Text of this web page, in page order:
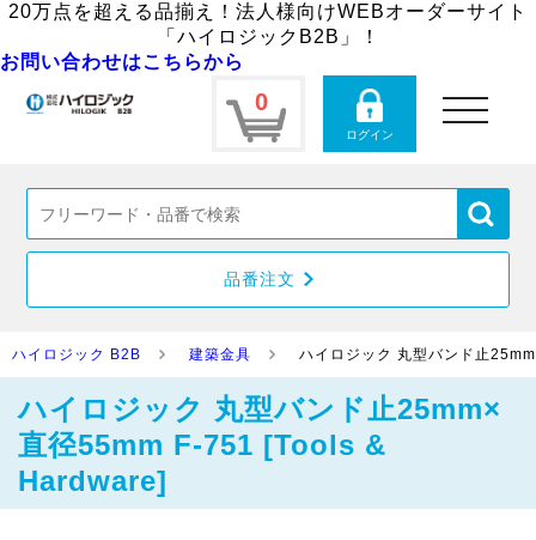
20万点を超える品揃え！法人様向けWEBオーダーサイト
「ハイロジックB2B」！
お問い合わせはこちらから
0
ログイン
toggle
navigation
品番注文
ハイロジック B2B 建築金具 ハイロジック 丸型バンド止
ハイロジック 丸型バンド止25mm×
直径55mm F-751 [Tools &
Hardware]